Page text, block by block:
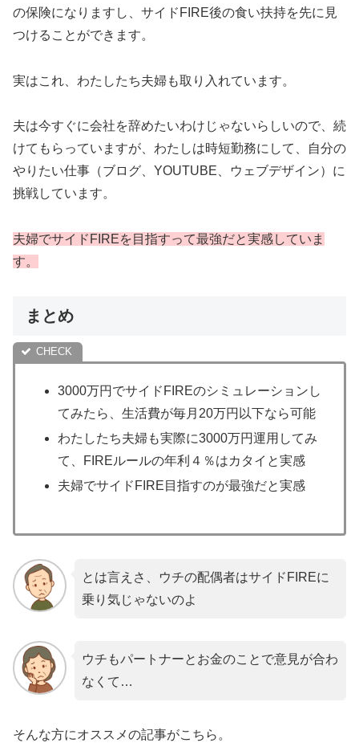
の保険になりますし、サイドFIRE後の食い扶持を先に見
つけることができます。
実はこれ、わたしたち夫婦も取り入れています。
夫は今すぐに会社を辞めたいわけじゃないらしいので、続
けてもらっていますが、わたしは時短勤務にして、自分の
やりたい仕事（ブログ、YOUTUBE、ウェブデザイン）に
挑戦しています。
夫婦でサイドFIREを目指すって最強だと実感していま
す。
まとめ
3000万円でサイドFIREのシミュレーションし
てみたら、生活費が毎月20万円以下なら可能
わたしたち夫婦も実際に3000万円運用してみ
て、FIREルールの年利４％はカタイと実感
夫婦でサイドFIRE目指すのが最強だと実感
とは言えさ、ウチの配偶者はサイドFIREに
乗り気じゃないのよ
ウチもパートナーとお金のことで意見が合わ
なくて…
そんな方にオススメの記事がこちら。